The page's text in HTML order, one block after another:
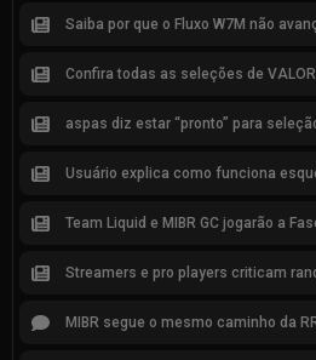
Confira todas as seleções de
Streamers e pro players criticam